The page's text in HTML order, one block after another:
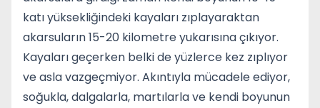
katı yüksekliğindeki kayaları zıplayaraktan
akarsuların 15-20 kilometre yukarısına çıkıyor.
Kayaları geçerken belki de yüzlerce kez zıplıyor
ve asla vazgeçmiyor. Akıntıyla mücadele ediyor,
soğukla, dalgalarla, martılarla ve kendi boyunun